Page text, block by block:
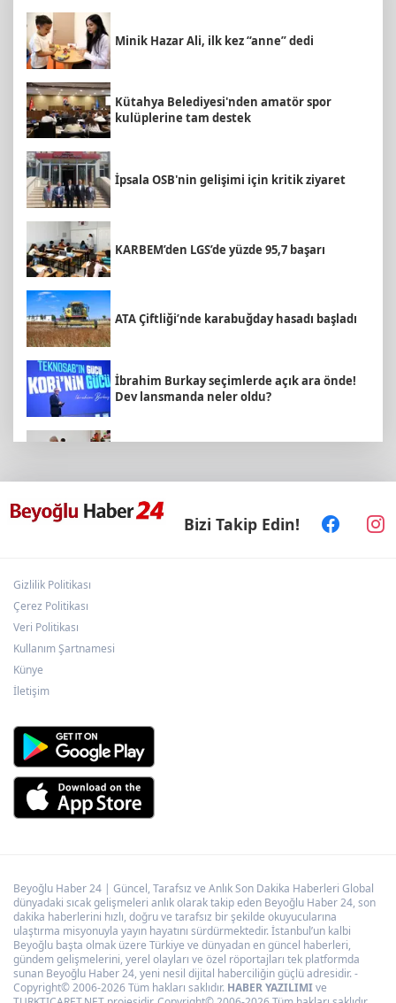
Minik Hazar Ali, ilk kez “anne” dedi
Kütahya Belediyesi'nden amatör spor
kulüplerine tam destek
İpsala OSB'nin gelişimi için kritik ziyaret
KARBEM’den LGS’de yüzde 95,7 başarı
ATA Çiftliği’nde karabuğday hasadı başladı
İbrahim Burkay seçimlerde açık ara önde!
Dev lansmanda neler oldu?
Arbil Akın kadın muhtarlarla buluştu
Bizi Takip Edin!
Gizlilik Politikası
Çerez Politikası
Veri Politikası
Kullanım Şartnamesi
Künye
İletişim
Beyoğlu Haber 24 | Güncel, Tarafsız ve Anlık Son Dakika Haberleri Global
dünyadaki sıcak gelişmeleri anlık olarak takip eden Beyoğlu Haber 24, son
dakika haberlerini hızlı, doğru ve tarafsız bir şekilde okuyucularına
ulaştırma misyonuyla yayın hayatını sürdürmektedir. İstanbul’un kalbi
Beyoğlu başta olmak üzere Türkiye ve dünyadan en güncel haberleri,
gündem gelişmelerini, yerel olayları ve özel röportajları tek platformda
sunan Beyoğlu Haber 24, yeni nesil dijital haberciliğin güçlü adresidir. -
Copyright© 2006-2026 Tüm hakları saklıdır. HABER YAZILIMIve